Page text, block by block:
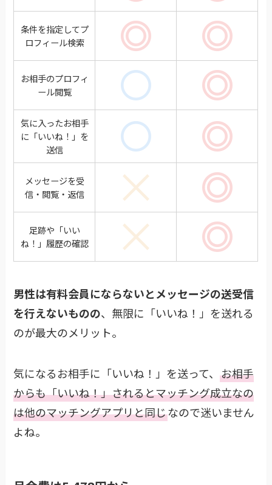
条件を指定してプ
ロフィール検索
あり あり
お相手のプロフィ
ール閲覧
あり
気に入ったお相手
に「いいね！」を
送信
あり
メッセージを受
信・閲覧・返信
できない あり
足跡や「いい
ね！」履歴の確認
できない あり
男性は有料会員にならないとメッセージの送受信
を行えないものの、無限に「いいね！」を送れる
のが最大のメリット。
気になるお相手に「いいね！」を送って、お相手
からも「いいね！」されるとマッチング成立なの
は他のマッチングアプリと同じなので迷いません
よね。